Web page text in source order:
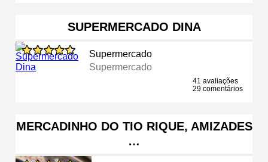
SUPERMERCADO DINA
Supermercado
Supermercado
41 avaliações
29 comentários
MERCADINHO DO TIO RIQUE, AMIZADES
…